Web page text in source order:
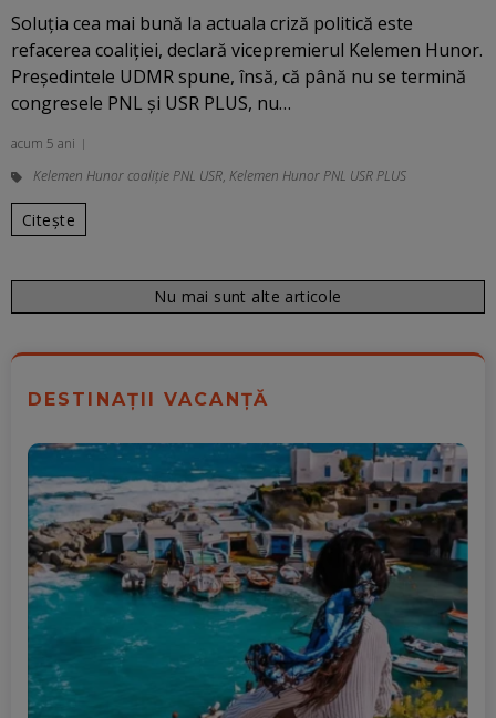
Soluţia cea mai bună la actuala criză politică este
refacerea coaliţiei, declară vicepremierul Kelemen Hunor.
Preşedintele UDMR spune, însă, că până nu se termină
congresele PNL şi USR PLUS, nu…
acum 5 ani
Kelemen Hunor coaliţie PNL USR, Kelemen Hunor PNL USR PLUS
Citește
Nu mai sunt alte articole
DESTINAȚII VACANȚĂ